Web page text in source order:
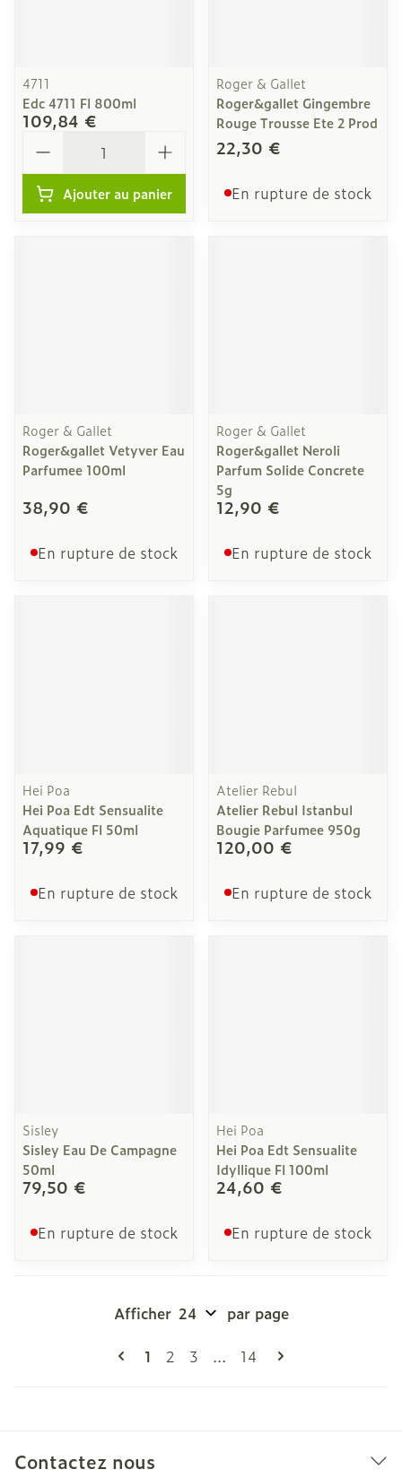
4711
Edc 4711 Fl 800ml
109,84 €
Ajouter au panier
Roger & Gallet
Roger&gallet Gingembre
Rouge Trousse Ete 2 Prod
22,30 €
En rupture de stock
Roger & Gallet
Roger&gallet Vetyver Eau
Parfumee 100ml
38,90 €
En rupture de stock
Roger & Gallet
Roger&gallet Neroli
Parfum Solide Concrete
5g
12,90 €
En rupture de stock
Hei Poa
Hei Poa Edt Sensualite
Aquatique Fl 50ml
17,99 €
En rupture de stock
Atelier Rebul
Atelier Rebul Istanbul
Bougie Parfumee 950g
120,00 €
En rupture de stock
Sisley
Sisley Eau De Campagne
50ml
79,50 €
En rupture de stock
Hei Poa
Hei Poa Edt Sensualite
Idyllique Fl 100ml
24,60 €
En rupture de stock
Vous lisez actuellement la page
1 Page
2 Page
3 ... Page
14
Afficher par page
Contactez nous